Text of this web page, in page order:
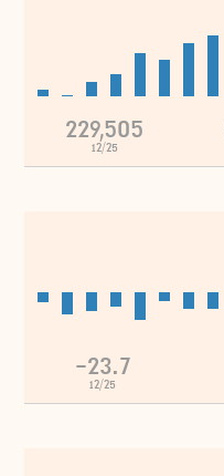
229,505
12/25
-23.7
12/25